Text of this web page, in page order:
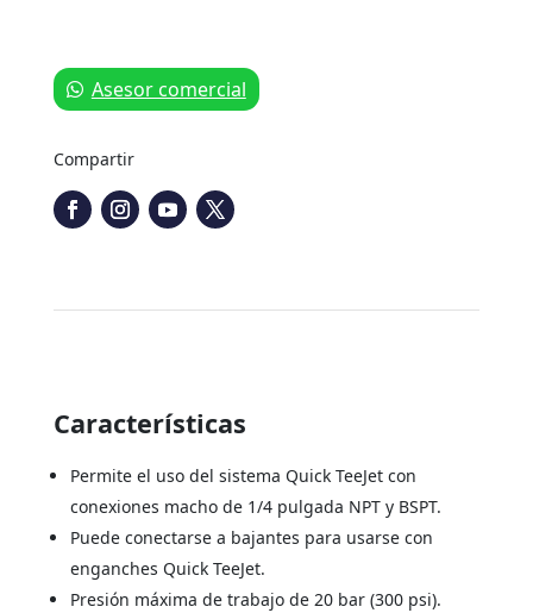
cantidadAsesor comercial
Compartir
Características
Permite el uso del sistema Quick TeeJet con
conexiones macho de 1/4 pulgada NPT y BSPT.
Puede conectarse a bajantes para usarse con
enganches Quick TeeJet.
Presión máxima de trabajo de 20 bar (300 psi).